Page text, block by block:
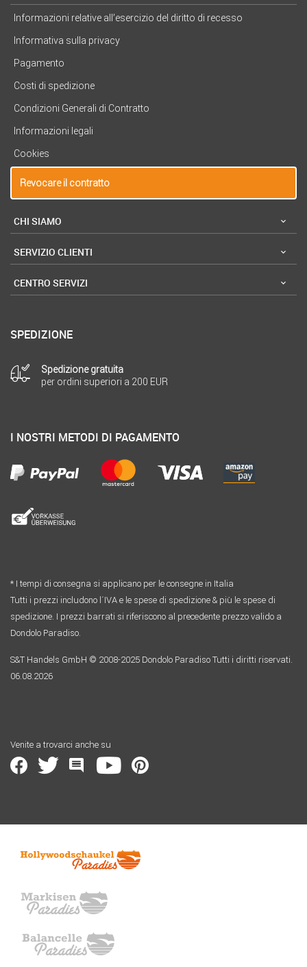
Informazioni relative all’esercizio del diritto di recesso
Informativa sulla privacy
Pagamento
Costi di spedizione
Condizioni Generali di Contratto
Informazioni legali
Cookies
Revocare il contratto
CHI SIAMO
SERVIZIO CLIENTI
CENTRO SERVIZI
SPEDIZIONE
Spedizione gratuita
per ordini superiori a 200 EUR
I NOSTRI METODI DI PAGAMENTO
* I tempi di consegna si applicano per le consegne in Italia
Tutti i prezzi includono l´IVA e le spese di spedizione & più le spese di
spedizione. I prezzi barrati si riferiscono al precedente prezzo valido a
Dondolo Paradiso.
S&T Handels GmbH © 2008-2025 Dondolo Paradiso Tutti i diritti riservati.
06.08.2026
Venite a trovarci anche su